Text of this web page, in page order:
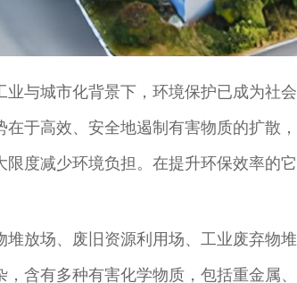
业与城市化背景下，环境保护已成为社
在于高效、安全地遏制有害物质的扩散
限度减少环境负担。在提升环保效率的
堆放场、废旧资源利用场、工业废弃物
，含有多种有害化学物质，包括重金属